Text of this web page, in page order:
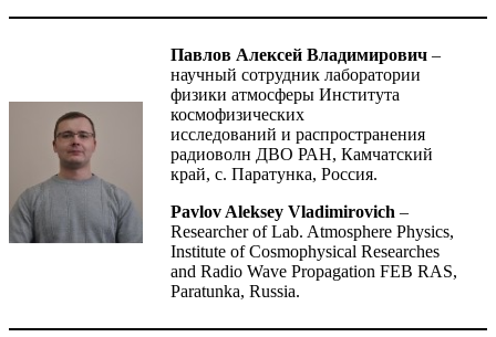
Павлов Алексей Владимирович–
научный сотрудник лаборатории
физики атмосферы Института
космофизических
исследований и распространения
радиоволн ДВО РАН, Камчатский
край, c. Паратунка, Россия.
Pavlov Aleksey Vladimirovich –
Researcher of Lab. Atmosphere Physics,
Institute of Cosmophysical Researches
and Radio Wave Propagation FEB RAS,
Paratunka, Russia.